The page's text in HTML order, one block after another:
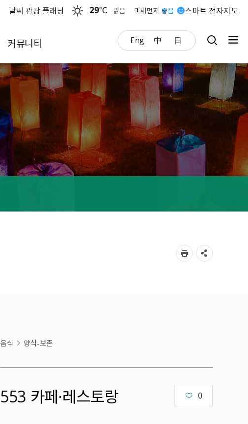
스마트 전자지도
날씨 관광 플래닝 29℃ 맑음 미세먼지 좋음
Eng 中 日
커뮤니티
음식 양식-보존
553 카페·레스토랑 0